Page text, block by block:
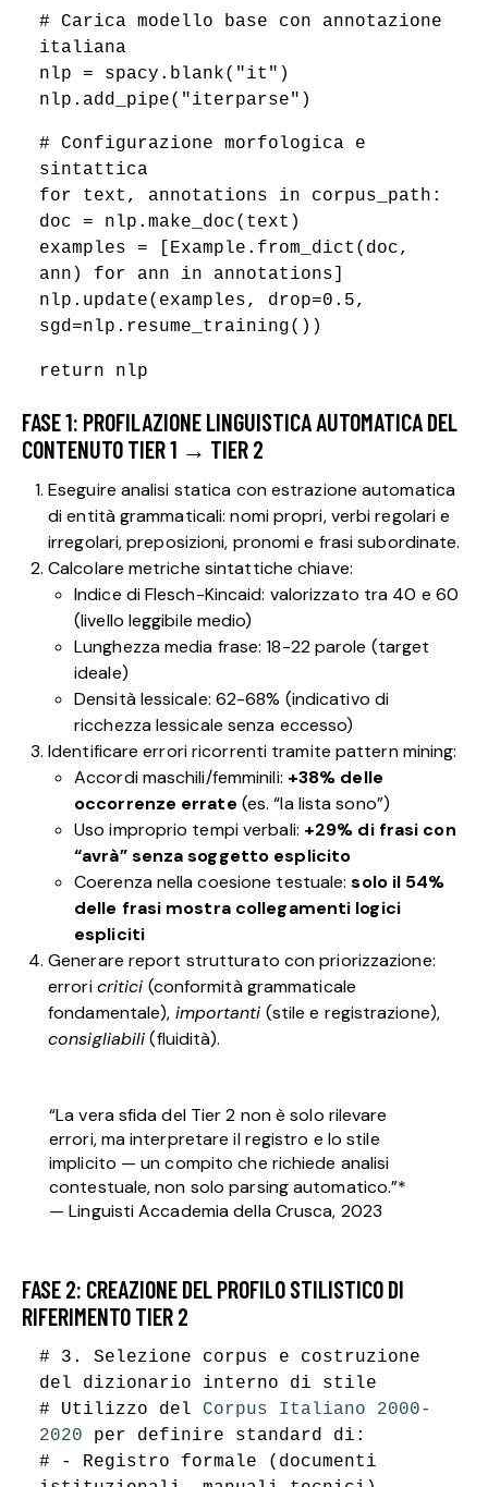
# Carica modello base con annotazione
italiana
nlp = spacy.blank("it")
nlp.add_pipe("iterparse")
# Configurazione morfologica e
sintattica
for text, annotations in corpus_path:
doc = nlp.make_doc(text)
examples = [Example.from_dict(doc,
ann) for ann in annotations]
nlp.update(examples, drop=0.5,
sgd=nlp.resume_training())
return nlp
FASE 1: PROFILAZIONE LINGUISTICA AUTOMATICA DEL
CONTENUTO TIER 1 → TIER 2
Eseguire analisi statica con estrazione automatica
di entità grammaticali: nomi propri, verbi regolari e
irregolari, preposizioni, pronomi e frasi subordinate.
Calcolare metriche sintattiche chiave:
Indice di Flesch-Kincaid: valorizzato tra 40 e 60
(livello leggibile medio)
Lunghezza media frase: 18-22 parole (target
ideale)
Densità lessicale: 62-68% (indicativo di
ricchezza lessicale senza eccesso)
Identificare errori ricorrenti tramite pattern mining:
Accordi maschili/femminili: +38% delle
occorrenze errate (es. “la lista sono”)
Uso improprio tempi verbali: +29% di frasi con
“avrà” senza soggetto esplicito
Coerenza nella coesione testuale:solo il 54%
delle frasi mostra collegamenti logici
espliciti
Generare report strutturato con priorizzazione:
erroricritici (conformità grammaticale
fondamentale), importanti (stile e registrazione),
consigliabili(fluidità).
“La vera sfida del Tier 2 non è solo rilevare
errori, ma interpretare il registro e lo stile
implicito — un compito che richiede analisi
contestuale, non solo parsing automatico.”*
— Linguisti Accademia della Crusca, 2023
FASE 2: CREAZIONE DEL PROFILO STILISTICO DI
RIFERIMENTO TIER 2
# 3. Selezione corpus e costruzione
del dizionario interno di stile
# Utilizzo del Corpus Italiano 2000-
2020 per definire standard di:
# - Registro formale (documenti